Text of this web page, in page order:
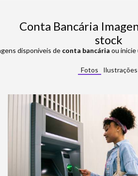
Conta Bancária
stock
disponíveis de conta bancária ou inicie
Fotos Ilustrações